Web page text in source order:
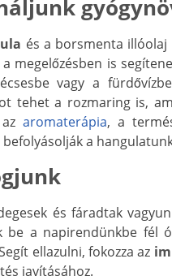
és a borsmenta illóolaj
megelőzésben is
vagy a
tehet a rozmaring is,
aromaterápia, a
a
és fáradtak
be a napirendünkbe fél
ellazulni, fokozza az
javításához.